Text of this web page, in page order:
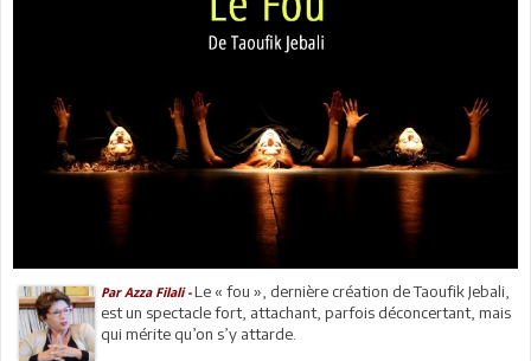
Par Azza Filali -Le « fou », dernière création de Taoufik Jebali,
est un spectacle fort, attachant, parfois déconcertant, mais
qui mérite qu’on s’y attarde.